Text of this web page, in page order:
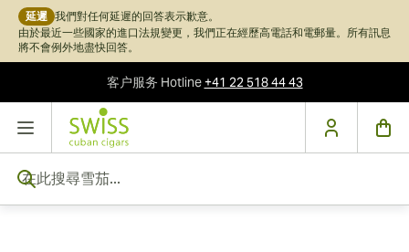
延遲 我們對任何延遲的回答表示歉意。
由於最近一些國家的進口法規變更，我們正在經歷高電話和電郵量。所有訊息
將不會例外地盡快回答。
客户服务 Hotline+41 22 518 44 43